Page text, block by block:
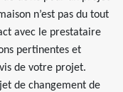
n’est pas du tout
avec le prestataire
pertinentes et
de votre projet.
de changement de